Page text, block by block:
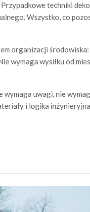
techniki
Wszystko, co
organizacji środowiska:
wymaga wysiłku od
uwagi, nie
i logika